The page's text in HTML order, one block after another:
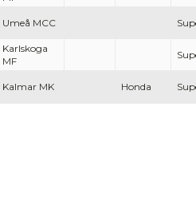
Umeå MCC
Karlskoga
MF
Kalmar MK Honda